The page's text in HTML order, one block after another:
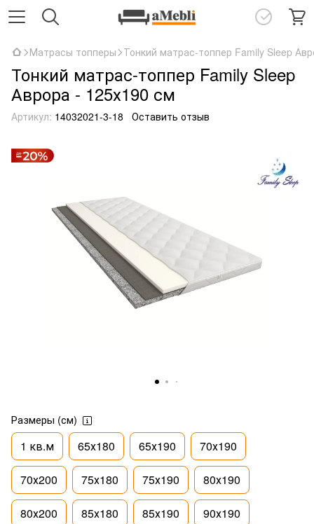
Матрасы топперы Тонкий матрас-топпер Family Sleep
Тонкий матрас-топпер Family Sleep
Аврора - 125х190 см
Артикул: 14032021-3-18 Оставить отзыв
Размеры (см)
1 кв.м 65х180 65х190 70х190
70х200 75х180 75х190 80х190
80х200 85х180 85х190 90х190